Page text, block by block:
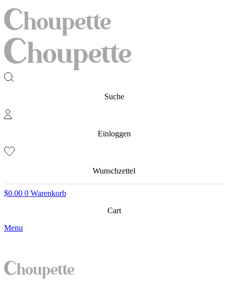
Suche
Einloggen
Wunschzettel
$0.00 0 Warenkorb
Cart
Menu